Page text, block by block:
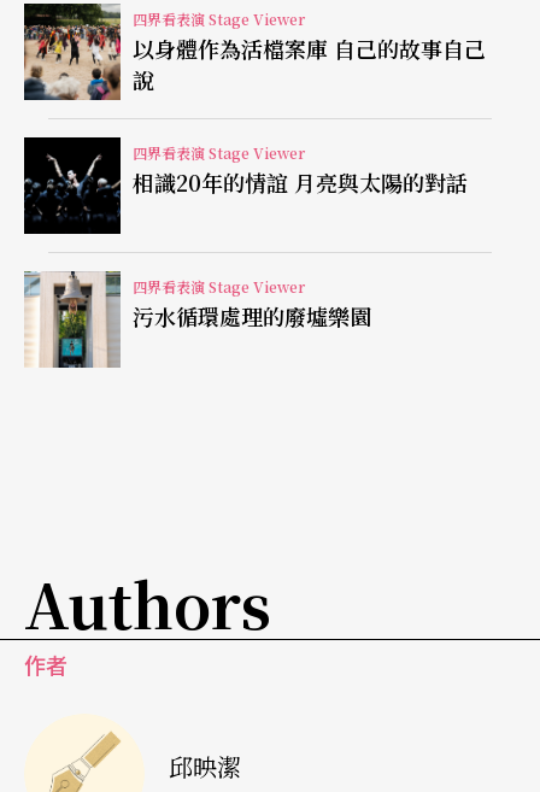
中，音樂高潮迭起，反觀此製作中的劇場美感，卻
愈趨貧瘠。第二幕地獄場景，在冥王（Pluto）的地
盤上，雅典王提修斯（Thesee）來此想救出好友，
面對復仇之王（Tisiphone）的刁難，要想再回到人
間都自身難保。這個冥王世界中，艾里亞森用顏色
區別三個角色，卻彰顯不出身分背後神話中的多條
權力關係，缺乏立體感。縱使裝置藝術家帶來專業
電腦繪圖設計、技術製作規劃、結構演算，但半透
明，能反光的PC版或其他巨型燈管、鏡面、鷹架
張力。原始音樂創作者的細膩處，在在都考驗著，
現代歌劇製作對音樂文本的理解，也決定能否提供
觀眾更大的想像世界。
四界看表演 Stage Viewer
以身體作為活檔案庫 自己的故事自己
說
四界看表演 Stage Viewer
相識20年的情誼 月亮與太陽的對話
四界看表演 Stage Viewer
污水循環處理的廢墟樂園
Authors
作者
邱映潔